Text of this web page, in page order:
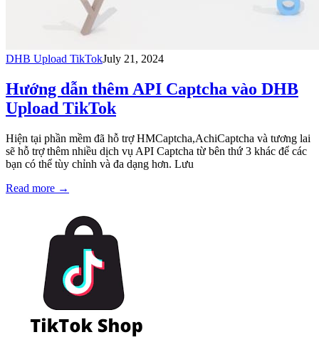
DHB Upload TikTokJuly 21, 2024
Hướng dẫn thêm API Captcha vào DHB
Upload TikTok
Hiện tại phần mềm đã hỗ trợ HMCaptcha,AchiCaptcha và tương lai
sẽ hỗ trợ thêm nhiều dịch vụ API Captcha từ bên thứ 3 khác để các
bạn có thể tùy chỉnh và đa dạng hơn. Lưu
Read more →